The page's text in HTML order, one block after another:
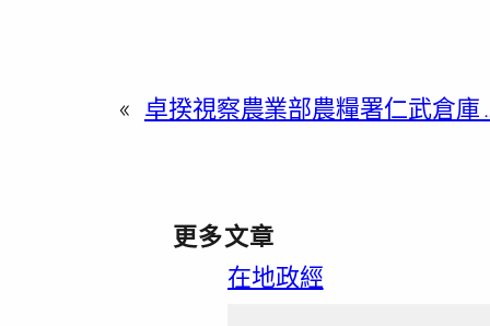
« 卓揆視察農業部農糧署仁武倉庫
更多文章
在地政經